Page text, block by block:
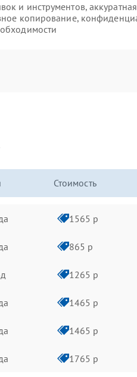
и инструментов,
копирование,
Стоимость
1565 р
865 р
1265 р
1465 р
1465 р
1765 р